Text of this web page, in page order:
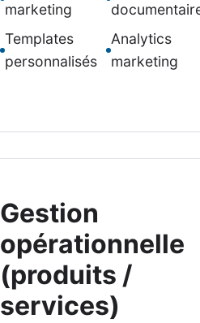
marketing
Templates
personnalisés
Analytics
marketing
Gestion
opérationnelle
(produits /
services)